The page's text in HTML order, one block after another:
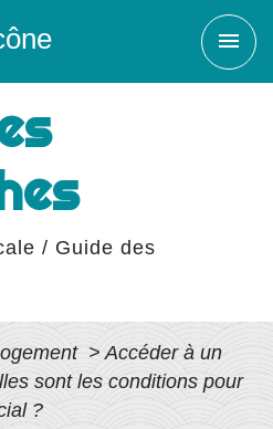
menu
/ Guide des
> Accéder à un
sont les conditions pour
?